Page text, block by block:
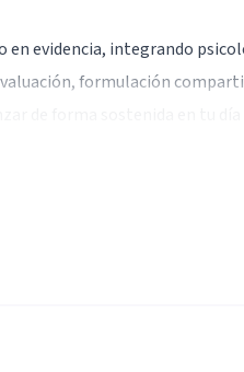
en evidencia, integrando
formulación
de forma clínica, sin
enfoque estructurado.